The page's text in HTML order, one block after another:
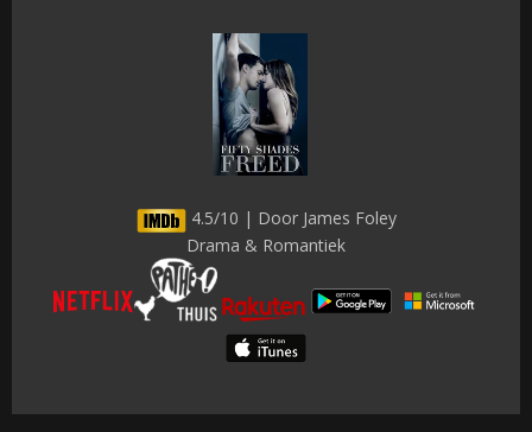
4.5/10 | Door James Foley
Drama & Romantiek